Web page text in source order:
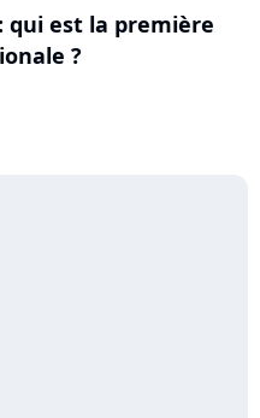
qui est la première
?